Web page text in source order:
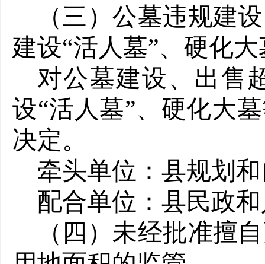
（三）公墓违规建
建设“活人墓”、硬化
对公墓建设、出售
设“活人墓”、硬化大
决定。
牵头单位：县规划
配合单位：县民政
（四）未经批准擅